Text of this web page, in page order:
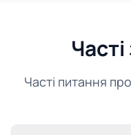
Часті питання